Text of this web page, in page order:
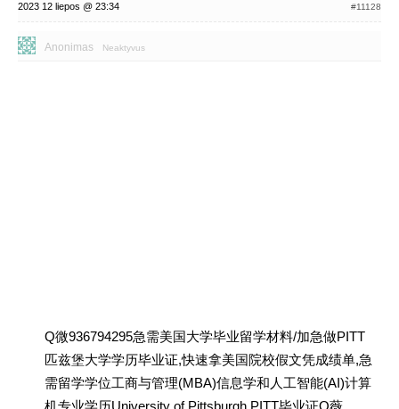
2023 12 liepos @ 23:34 #11128
Anonimas Neaktyvus
Q微936794295急需美国大学毕业留学材料/加急做PITT
匹兹堡大学学历毕业证,快速拿美国院校假文凭成绩单,急
需留学学位工商与管理(MBA)信息学和人工智能(AI)计算
机专业学历University of Pittsburgh PITT毕业证Q薇